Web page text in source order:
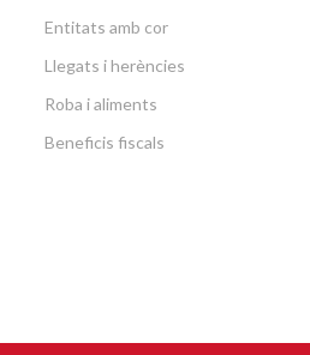
Entitats amb cor
Llegats i herències
Roba i aliments
Beneficis fiscals